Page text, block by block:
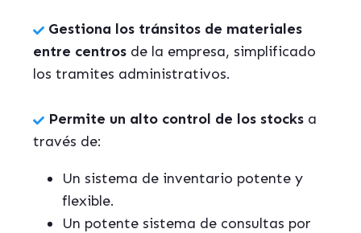
Gestiona los tránsitos de materiales
entre centros de la empresa, simplificado
los tramites administrativos.
Permite un alto control de los stocks a
través de:
Un sistema de inventario potente y
flexible.
Un potente sistema de consultas por